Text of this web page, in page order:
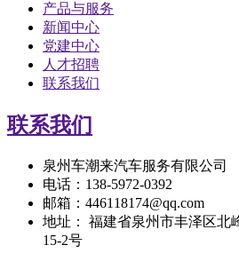
产品与服务
新闻中心
党建中心
人才招聘
联系我们
联系我们
泉州车潮来汽车服务有限公司
电话：138-5972-0392
邮箱：446118174@qq.com
地址： 福建省泉州市丰泽区北
15-2号